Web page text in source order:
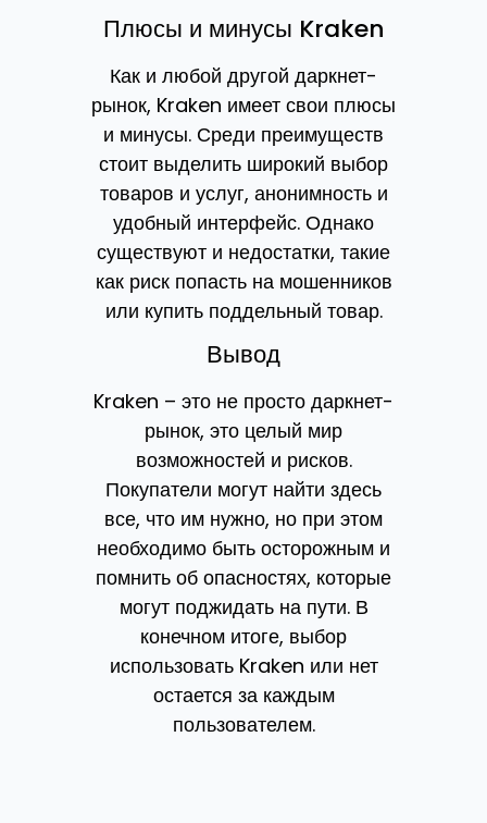
Плюсы и минусы Kraken
Как и любой другой даркнет-
рынок, Kraken имеет свои плюсы
и минусы. Среди преимуществ
стоит выделить широкий выбор
товаров и услуг, анонимность и
удобный интерфейс. Однако
существуют и недостатки, такие
как риск попасть на мошенников
или купить поддельный товар.
Вывод
Kraken – это не просто даркнет-
рынок, это целый мир
возможностей и рисков.
Покупатели могут найти здесь
все, что им нужно, но при этом
необходимо быть осторожным и
помнить об опасностях, которые
могут поджидать на пути. В
конечном итоге, выбор
использовать Kraken или нет
остается за каждым
пользователем.